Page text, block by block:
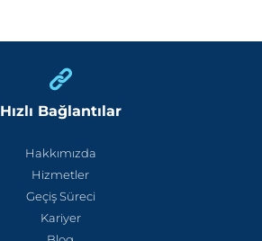
Hızlı Bağlantılar
Hakkımızda
Hizmetler
Geçiş Süreci
Kariyer